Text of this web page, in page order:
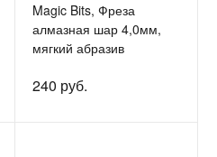
Magic Bits, Фреза
алмазная шар 4,0мм,
мягкий абразив
240 руб.